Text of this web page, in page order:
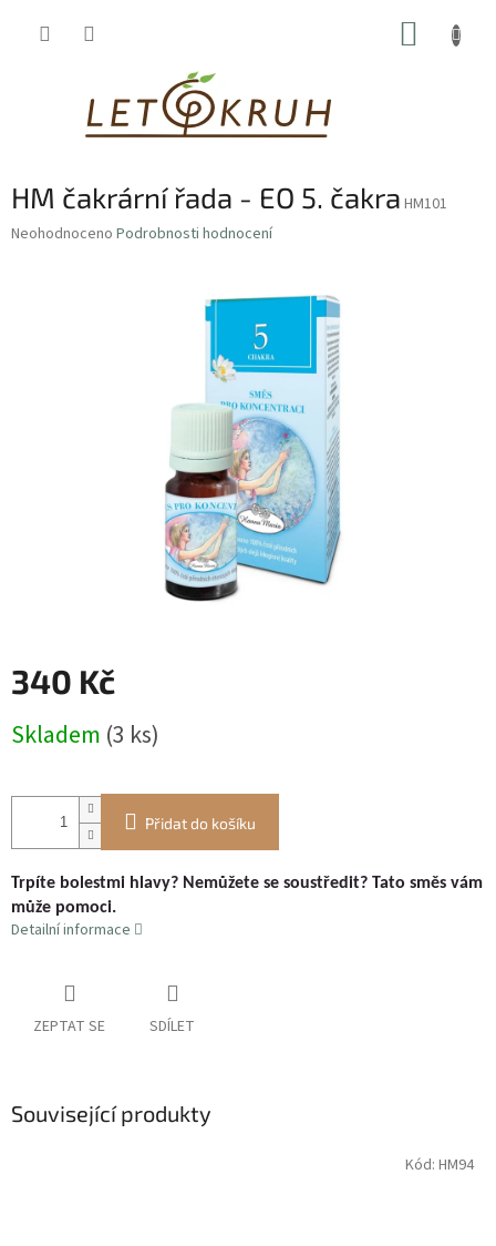
HM čakrární řada - EO 5. čakra HM101
Průměrné
Neohodnoceno Podrobnosti hodnocení
340 Kč
cena:
Skladem (3 ks)
Přidat do košíku
Trpíte bolestmi hlavy? Nemůžete se soustředit? Tato směs vám
může pomoci.
Detailní informace
ZEPTAT SE SDÍLET
Související produkty
Kód: HM94